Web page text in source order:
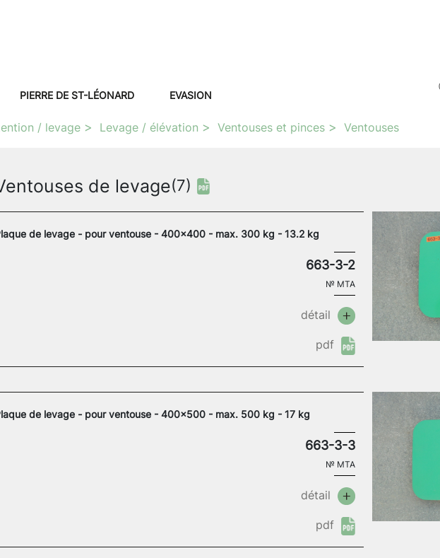
PIERRE DE ST-LÉONARD EVASION
/ levage Levage / élévation Ventouses et pinces Ventouses
de levage(7)
de levage - pour ventouse - 400x400 - max. 300 kg - 13.2 kg
663-3-2
№ MTA
détail
pdf
de levage - pour ventouse - 400x500 - max. 500 kg - 17 kg
663-3-3
№ MTA
détail
pdf